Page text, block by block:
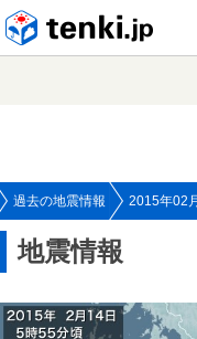
過去の地震情報 2015年02
地震情報